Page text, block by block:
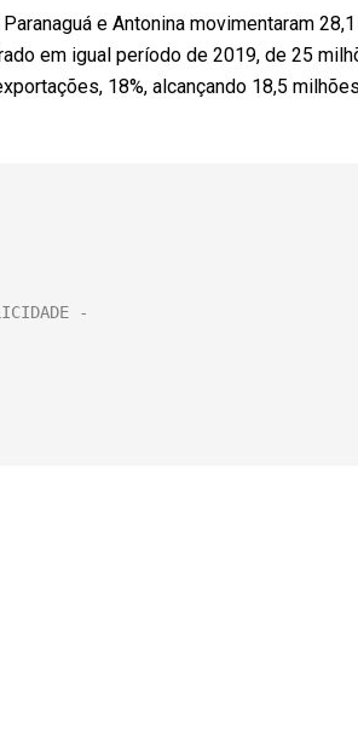
e Antonina movimentaram
em igual período de 2019, de 25
18%, alcançando 18,5